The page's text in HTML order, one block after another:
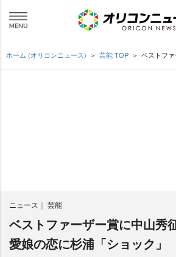
ホーム (オリコンニュース) 芸能 TOP ベストフ
ニュース 芸能
ベストファーザー賞に中山秀
愛娘の恋に杉浦「ショック」